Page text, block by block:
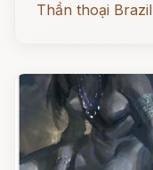
Thần thoại Brazil